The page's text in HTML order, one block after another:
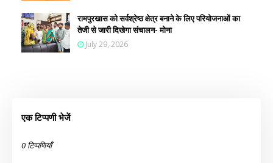
रामपुरखास को सर्वश्रेष्ठ क्षेत्र बनाने के लिए परियोजनाओं का
तेजी से जारी दिखेगा संचालन- मोना
July 29, 2026
एक टिप्पणी भेजें
0 टिप्पणियाँ